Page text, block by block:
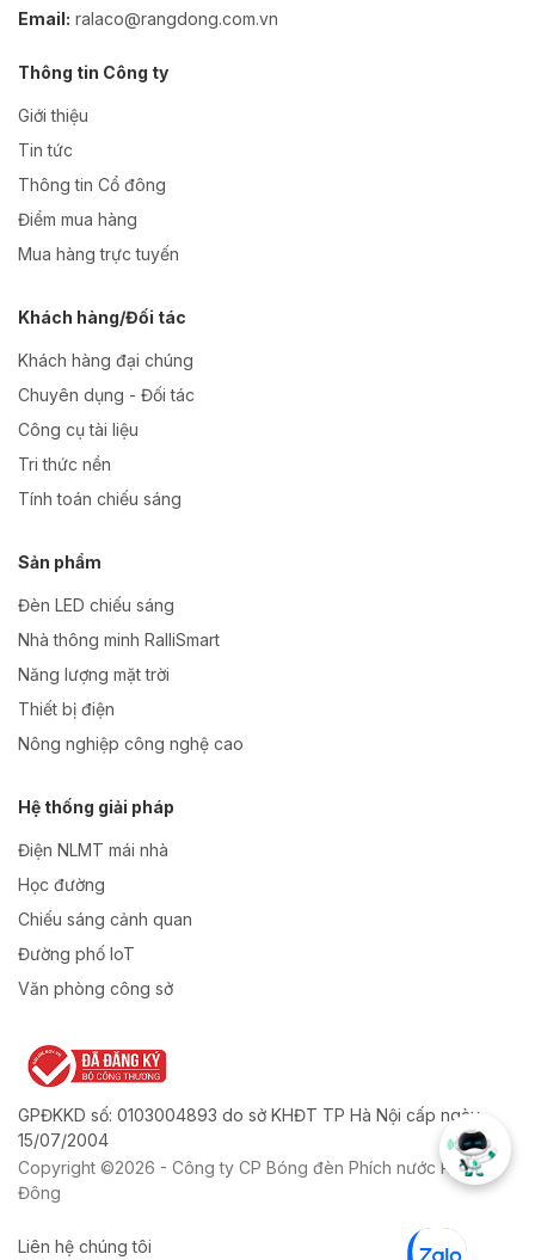
Email: ralaco@rangdong.com.vn
Thông tin Công ty
Giới thiệu
Tin tức
Thông tin Cổ đông
Điểm mua hàng
Mua hàng trực tuyến
Khách hàng/Đối tác
Khách hàng đại chúng
Chuyên dụng - Đối tác
Công cụ tài liệu
Tri thức nền
Tính toán chiếu sáng
Sản phẩm
Đèn LED chiếu sáng
Nhà thông minh RalliSmart
Năng lượng mặt trời
Thiết bị điện
Nông nghiệp công nghệ cao
Hệ thống giải pháp
Điện NLMT mái nhà
Học đường
Chiếu sáng cảnh quan
Đường phố IoT
Văn phòng công sở
GPĐKKD số: 0103004893 do sở KHĐT TP Hà Nội cấp ngày
15/07/2004
Copyright ©2026 - Công ty CP Bóng đèn Phích nước Rạng
Đông
Liên hệ chúng tôi